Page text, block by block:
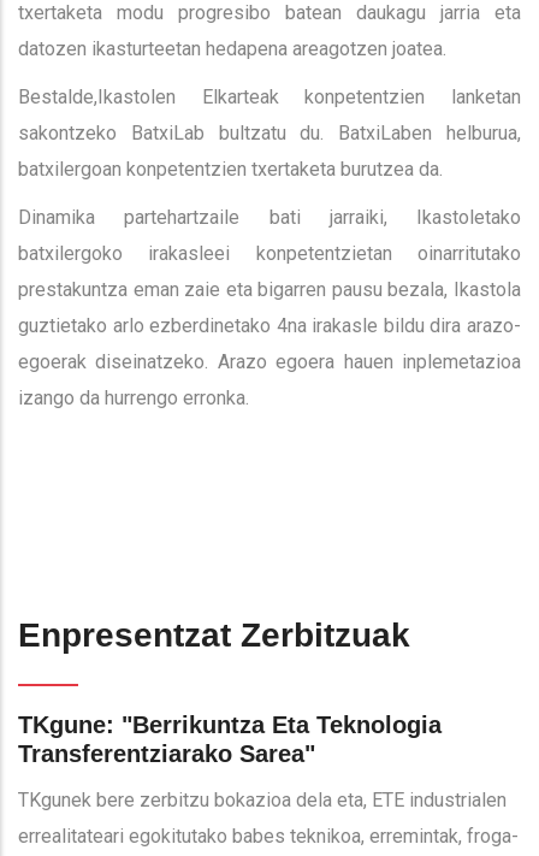
txertaketa modu progresibo batean daukagu jarria eta
datozen ikasturteetan hedapena areagotzen joatea.
Bestalde,Ikastolen Elkarteak konpetentzien lanketan
sakontzeko BatxiLab bultzatu du. BatxiLaben helburua,
batxilergoan konpetentzien txertaketa burutzea da.
Dinamika partehartzaile bati jarraiki, Ikastoletako
batxilergoko irakasleei konpetentzietan oinarritutako
prestakuntza eman zaie eta bigarren pausu bezala, Ikastola
guztietako arlo ezberdinetako 4na irakasle bildu dira arazo-
egoerak diseinatzeko. Arazo egoera hauen inplemetazioa
izango da hurrengo erronka.
Enpresentzat Zerbitzuak
TKgune: "Berrikuntza Eta Teknologia
Transferentziarako Sarea"
TKgunek bere zerbitzu bokazioa dela eta, ETE industrialen
errealitateari egokitutako babes teknikoa, erremintak, froga-